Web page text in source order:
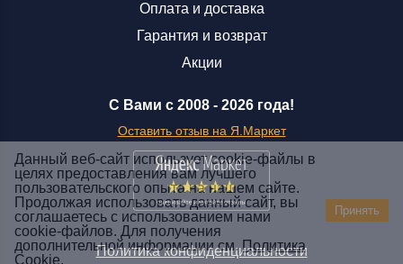
С Вами с 2008 - 2026 года!
Оставить отзыв на Я.Маркет
Оплата и доставка
Гарантия и возврат
Акции
Политика конфиденциальности
Заказать звонок
+7 (929) 551-70-07
Ежедневно 9:00-20:00
Данный веб-сайт использует cookie-файлы в
целях предоставления вам лучшего
пользовательского опыта на нашем сайте.
Продолжая использовать данный сайт, вы
соглашаетесь с использованием нами
cookie-файлов. Для получения
дополнительной информации см.Политика
Cookie.
Принять